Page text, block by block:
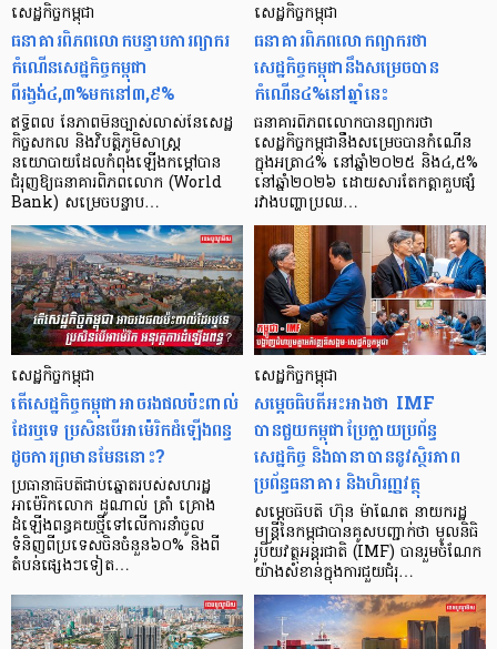
សេដ្ឋកិច្ចកម្ពុជា
ធនាគារពិភពលោកបន្ទាបការព្យាករ
កំណើនសេដ្ឋកិច្ចកម្ពុជា
ពីរង្វង់៤,៣%មកនៅ៣,៩%
ឥទ្ធិពល នៃភាពមិនច្បាស់លាស់នៃសេដ្ឋ
កិច្ចសកល និងវិបត្តិភូមិសាស្ត្រ
នយោបាយដែលកំពុងឡើងកម្ដៅបាន
ជំរុញឱ្យធនាគារពិភពលោក (World
Bank) សម្រេចបន្ទាប…
សេដ្ឋកិច្ចកម្ពុជា
ធនាគារពិភពលោកព្យាករថា
សេដ្ឋកិច្ចកម្ពុជានឹងសម្រេចបាន
កំណើន៤%នៅឆ្នាំនេះ
ធនាគារពិភពលោកបានព្យាករថា
សេដ្ឋកិច្ចកម្ពុជានឹងសម្រេចបានកំណើន
ក្នុងអត្រា៤% នៅឆ្នាំ២០២៥ និង៤,៥%
នៅឆ្នាំ២០២៦ ដោយសារតែកត្តាគួបផ្សំ
រវាងបញ្ហាប្រឈ…
សេដ្ឋកិច្ចកម្ពុជា
តើសេដ្ឋកិច្ចកម្ពុជាអាចរងផលប៉ះពាល់
ដែរឬទេ ប្រសិនបើអាម៉េរិកដំឡើងពន្ធ
ដូចការព្រមានមែននោះ?
ប្រធានាធិបតីជាប់ឆ្នោតរបស់សហរដ្ឋ
អាម៉េរិកលោក ដូណាល់ ត្រាំ គ្រោង
ដំឡើងពន្ធគយថ្មីទៅលើការនាំចូល
ទំនិញពីប្រទេសចិនចំនួន៦០% និងពី
តំបន់ផ្សេងៗទៀត…
សេដ្ឋកិច្ចកម្ពុជា
សម្តេចធិបតីអះអាងថា IMF
បានជួយកម្ពុជាប្រែក្លាយប្រព័ន្ធ
សេដ្ឋកិច្ច និងធានាបាននូវស្ថិរភាព
ប្រព័ន្ធធនាគារ និងហិរញ្ញវត្ថុ
សម្តេចធិបតី ហ៊ុន ម៉ាណែត នាយករដ្ឋ
មន្ត្រីនៃកម្ពុជាបានគូសបញ្ជាក់ថា មូលនិធិ
រូបិយវត្ថុអន្តរជាតិ (IMF) បានរួមចំណែក
យ៉ាងសំខាន់ក្នុងការជួយជំរុ…